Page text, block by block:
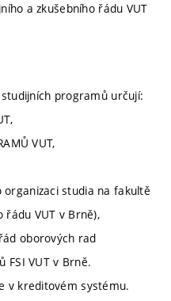
a zkušebního řádu VUT
programů určují:
VUT,
organizaci studia na fakultě
řádu VUT v Brně),
řád oborových rad
FSI VUT v Brně.
v kreditovém systému.